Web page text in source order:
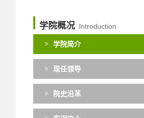
学院概况 Introduction
学院简介
现任领导
院史沿革